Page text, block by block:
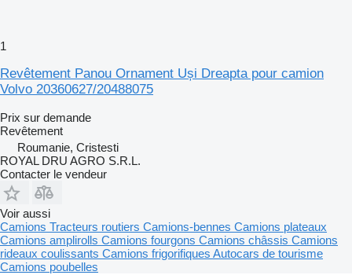
1
Revêtement Panou Ornament Uși Dreapta pour camion
Volvo 20360627/20488075
Prix sur demande
Revêtement
Roumanie, Cristesti
ROYAL DRU AGRO S.R.L.
Contacter le vendeur
Voir aussi
Camions Tracteurs routiers Camions-bennes Camions plateaux
Camions amplirolls Camions fourgons Camions châssis Camions
rideaux coulissants Camions frigorifiques Autocars de tourisme
Camions poubelles